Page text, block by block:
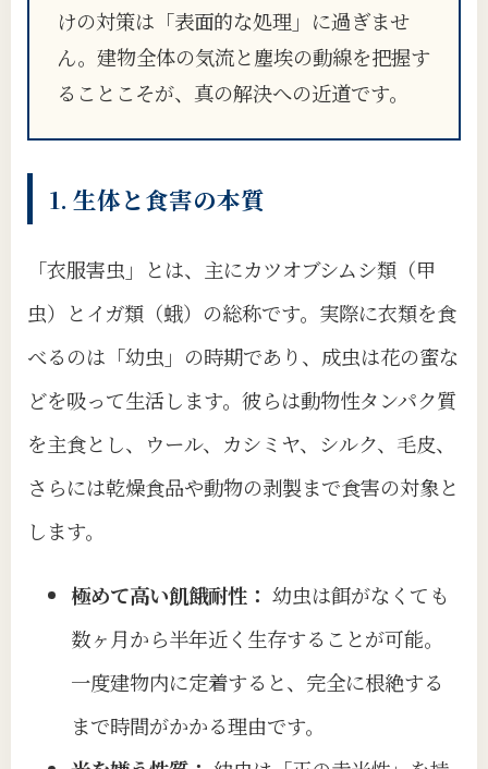
けの対策は「表面的な処理」に過ぎませ
ん。建物全体の気流と塵埃の動線を把握す
ることこそが、真の解決への近道です。
1. 生体と食害の本質
「衣服害虫」とは、主にカツオブシムシ類（甲
虫）とイガ類（蛾）の総称です。実際に衣類を食
べるのは「幼虫」の時期であり、成虫は花の蜜な
どを吸って生活します。彼らは動物性タンパク質
を主食とし、ウール、カシミヤ、シルク、毛皮、
さらには乾燥食品や動物の剥製まで食害の対象と
します。
極めて高い飢餓耐性： 幼虫は餌がなくても
数ヶ月から半年近く生存することが可能。
一度建物内に定着すると、完全に根絶する
まで時間がかかる理由です。